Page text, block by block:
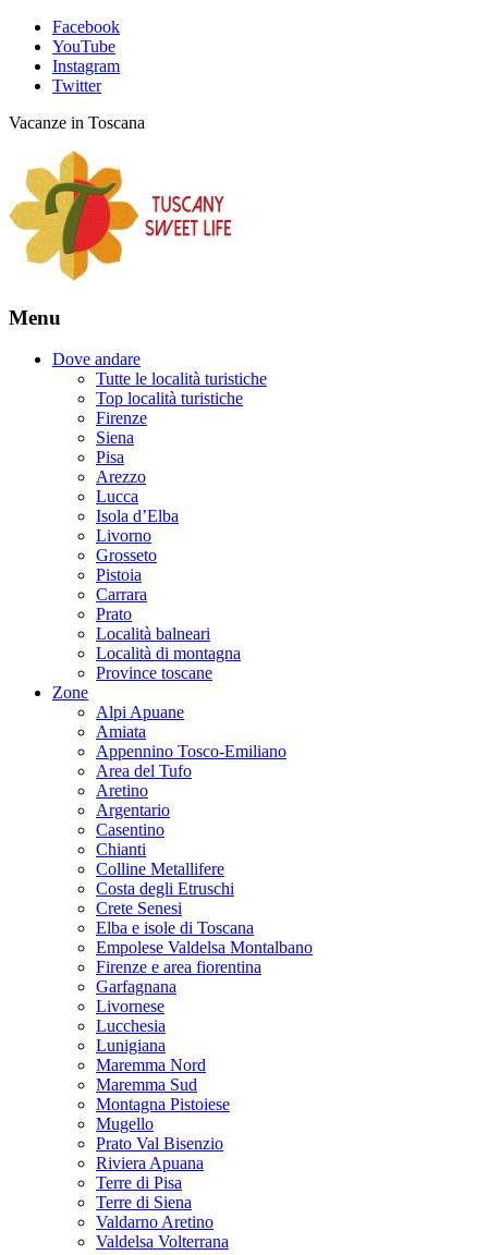
Facebook
YouTube
Instagram
Twitter
Vacanze in Toscana
Menu
Dove andare
Tutte le località turistiche
Top località turistiche
Firenze
Siena
Pisa
Arezzo
Lucca
Isola d’Elba
Livorno
Grosseto
Pistoia
Carrara
Prato
Località balneari
Località di montagna
Province toscane
Zone
Alpi Apuane
Amiata
Appennino Tosco-Emiliano
Area del Tufo
Aretino
Argentario
Casentino
Chianti
Colline Metallifere
Costa degli Etruschi
Crete Senesi
Elba e isole di Toscana
Empolese Valdelsa Montalbano
Firenze e area fiorentina
Garfagnana
Livornese
Lucchesia
Lunigiana
Maremma Nord
Maremma Sud
Montagna Pistoiese
Mugello
Prato Val Bisenzio
Riviera Apuana
Terre di Pisa
Terre di Siena
Valdarno Aretino
Valdelsa Volterrana